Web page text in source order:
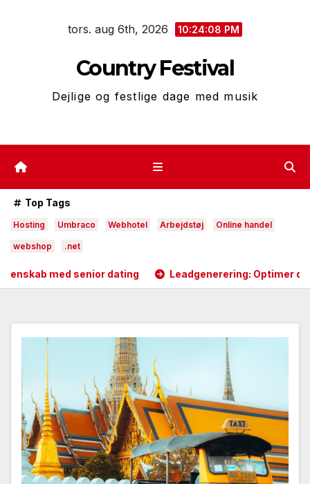
tors. aug 6th, 2026 10:24:09 PM
Country Festival
Dejlige og festlige dage med musik
Top Tags
Hosting Umbraco Webhotel Arbejdstøj Online handel
webshop .net
dating Leadgenerering: Optimer dit salg med et